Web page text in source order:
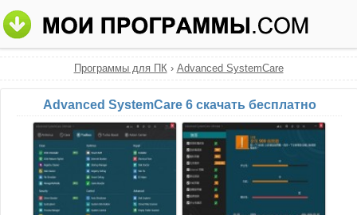
Программы для ПК› Advanced SystemCare
Advanced SystemCare 6 скачать бесплатно